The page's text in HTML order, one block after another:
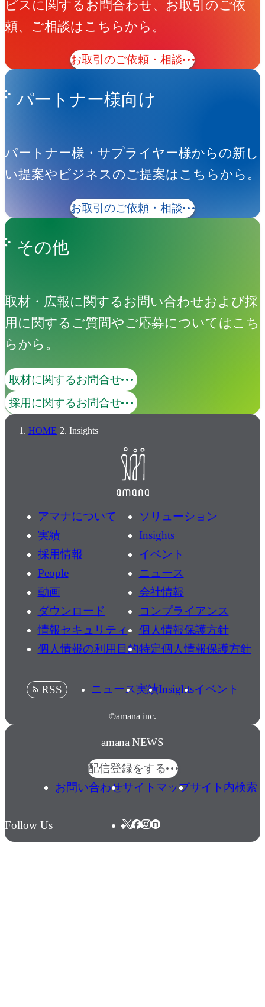
ビスに関するお問合わせ、お取引のご依
頼、ご相談はこちらから。
お取引のご依頼・相談
パートナー様向け
パートナー様・サプライヤー様からの新し
い提案やビジネスのご提案はこちらから。
お取引のご依頼・相談
その他
取材・広報に関するお問い合わせおよび採
用に関するご質問やご応募についてはこち
らから。
取材に関するお問合せ
採用に関するお問合せ
HOME Insights
アマナについて
ソリューション
実績
Insights
採用情報
イベント
People
ニュース
動画
会社情報
ダウンロード
コンプライアンス
情報セキュリティ
個人情報保護方針
個人情報の利用目的特定個人情報保護方針
©amana inc.
RSS ニュース実績Insightsイベント
amana NEWS
配信登録をする
お問い合わせサイトマップサイト内検索
Follow Us